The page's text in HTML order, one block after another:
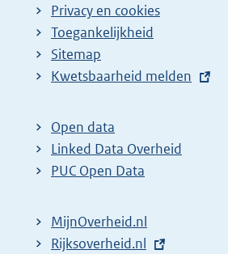
Privacy en cookies
Toegankelijkheid
Sitemap
E
t
e
r
l
i
Kwetsbaarheid melden
Open data
Linked Data Overheid
PUC Open Data
MijnOverheid.nl
E
Rijksoverheid.nl